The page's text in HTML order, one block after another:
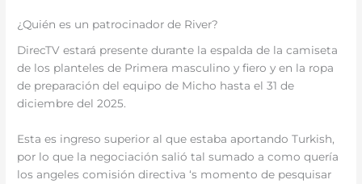
¿Quién es un patrocinador de River?
DirecTV estará presente durante la espalda de la camiseta
de los planteles de Primera masculino y fiero y en la ropa
de preparación del equipo de Micho hasta el 31 de
diciembre del 2025.
Esta es ingreso superior al que estaba aportando Turkish,
por lo que la negociación salió tal sumado a como quería
los angeles comisión directiva ‘s momento de pesquisar